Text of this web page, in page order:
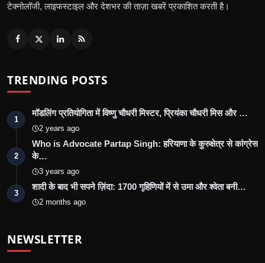
टेक्नोलॉजी, लाइफस्टाइल और देशभर की ताज़ा खबरें प्रकाशित करती है।
TRENDING POSTS
1
मॉडलिंग प्रतियोगिता में विष्णु चौधरी मिस्टर, प्रियंका चौधरी मिस और …
2 years ago
2
Who is Advocate Partap Singh: हरियाणा के कुरुक्षेत्र से कांग्रेस
के…
3 years ago
3
शादी के बाद भी सपने ज़िंदा: 1700 गृहिणियों में से उमा और श्वेता बनी…
2 months ago
NEWSLETTER